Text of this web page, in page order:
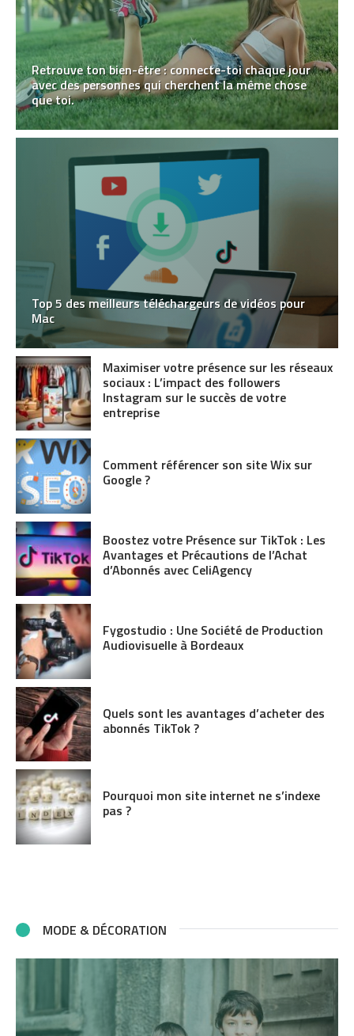
Retrouve ton bien-être : connecte-toi chaque jour
avec des personnes qui cherchent la même chose
que toi.
Top 5 des meilleurs téléchargeurs de vidéos pour
Mac
Maximiser votre présence sur les réseaux
sociaux : L’impact des followers
Instagram sur le succès de votre
entreprise
Comment référencer son site Wix sur
Google ?
Boostez votre Présence sur TikTok : Les
Avantages et Précautions de l’Achat
d’Abonnés avec CeliAgency
Fygostudio : Une Société de Production
Audiovisuelle à Bordeaux
Quels sont les avantages d’acheter des
abonnés TikTok ?
Pourquoi mon site internet ne s’indexe
pas ?
MODE & DÉCORATION